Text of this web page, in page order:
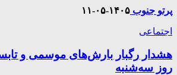
پرتو جنوب ۱۴۰۵-۰۵-۱۱
اجتماعی
روز سه‌شنبه